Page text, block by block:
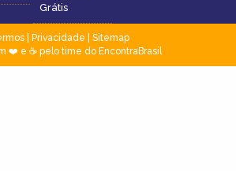
Grátis
| Privacidade
Sitemap
❤️ e ☕ pelo time do EncontraBrasil